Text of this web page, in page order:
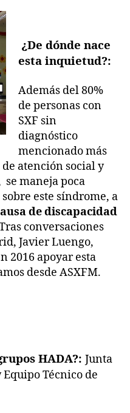
¿De dónde nace
esta inquietud?:
Además del 80%
de personas con
SXF sin
diagnóstico
mencionado más
atención social y
maneja poca
este síndrome, a
de discapacidad
conversaciones
Javier Luengo,
2016 apoyar esta
desde ASXFM.
HADA?: Junta
Técnico de